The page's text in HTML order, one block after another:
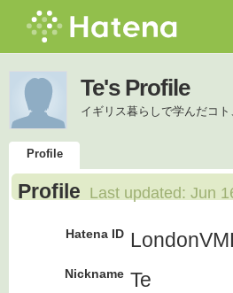
Te's Profile
イギリス暮らしで学んだコト
Profile
Profile Last updated: Jun
Hatena ID
Nickname Te